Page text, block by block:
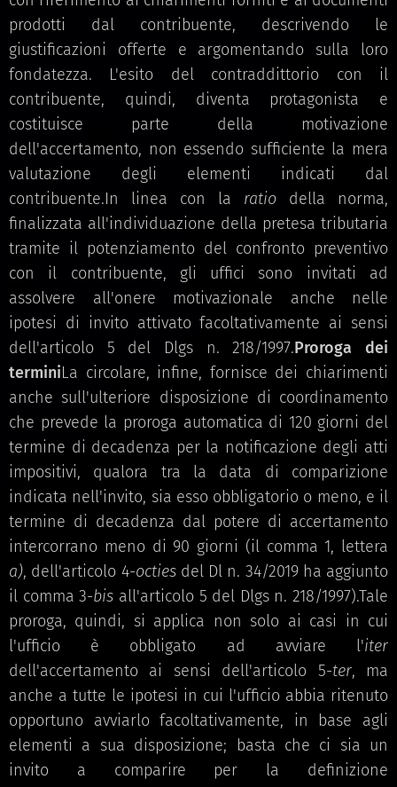
prodotti dal contribuente, descrivendo le
giustificazioni offerte e argomentando sulla loro
fondatezza. L'esito del contraddittorio con il
contribuente, quindi, diventa protagonista e
costituisce parte della motivazione
dell'accertamento, non essendo sufficiente la mera
valutazione degli elementi indicati dal
contribuente.In linea con la ratio della norma,
finalizzata all'individuazione della pretesa tributaria
tramite il potenziamento del confronto preventivo
con il contribuente, gli uffici sono invitati ad
assolvere all'onere motivazionale anche nelle
ipotesi di invito attivato facoltativamente ai sensi
dell'articolo 5 del Dlgs n. 218/1997.Proroga dei
terminiLa circolare, infine, fornisce dei chiarimenti
anche sull'ulteriore disposizione di coordinamento
che prevede la proroga automatica di 120 giorni del
termine di decadenza per la notificazione degli atti
impositivi, qualora tra la data di comparizione
indicata nell'invito, sia esso obbligatorio o meno, e il
termine di decadenza dal potere di accertamento
intercorrano meno di 90 giorni (il comma 1, lettera
a), dell'articolo 4-octiesdel Dl n. 34/2019 ha aggiunto
il comma 3-bis all'articolo 5 del Dlgs n. 218/1997).Tale
proroga, quindi, si applica non solo ai casi in cui
l'ufficio è obbligato ad avviare l'iter
dell'accertamento ai sensi dell'articolo 5-ter, ma
anche a tutte le ipotesi in cui l'ufficio abbia ritenuto
opportuno avviarlo facoltativamente, in base agli
elementi a sua disposizione; basta che ci sia un
invito a comparire per la definizione